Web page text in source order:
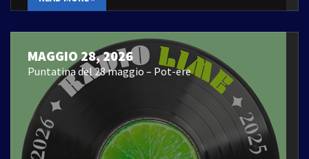
MAGGIO 28, 2026
Puntatina del 28 maggio – Pot-ere